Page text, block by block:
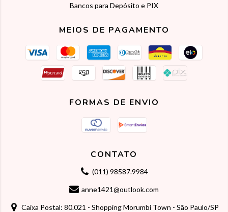
Bancos para Depósito e PIX
MEIOS DE PAGAMENTO
FORMAS DE ENVIO
CONTATO
(011) 98587.9984
anne1421@outlook.com
Caixa Postal: 80.021 - Shopping Morumbi Town - São Paulo/SP